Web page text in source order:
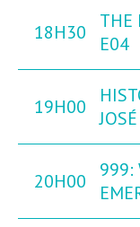
18H30
THE
E04
19H00
20H00
999: